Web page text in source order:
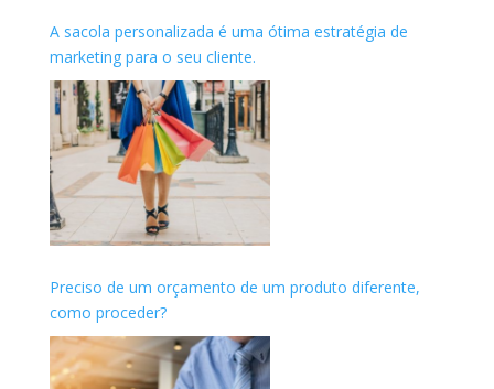
A sacola personalizada é uma ótima estratégia de
marketing para o seu cliente.
Preciso de um orçamento de um produto diferente,
como proceder?